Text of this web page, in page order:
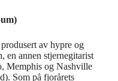
av hypre og
en annen stjernegitarist
Memphis og Nashville
Som på fjorårets